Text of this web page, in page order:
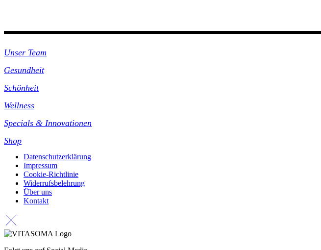
Unser Team
Gesundheit
Schönheit
Wellness
Specials & Innovationen
Shop
Datenschutzerklärung
Impressum
Cookie-Richtlinie
Widerrufsbelehrung
Über uns
Kontakt